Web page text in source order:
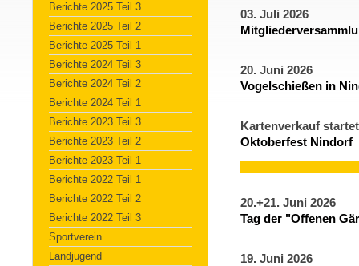
Berichte 2025 Teil 3
Berichte 2025 Teil 2
Berichte 2025 Teil 1
Berichte 2024 Teil 3
Berichte 2024 Teil 2
Berichte 2024 Teil 1
Berichte 2023 Teil 3
Berichte 2023 Teil 2
Berichte 2023 Teil 1
Berichte 2022 Teil 1
Berichte 2022 Teil 2
Berichte 2022 Teil 3
Sportverein
Landjugend
03. Juli 2026
20. Juni 2026
Vogelschießen in
Kartenverkauf startet
Oktoberfest Nindorf
20.+21. Juni 2026
Tag der "Offenen
19. Juni 2026